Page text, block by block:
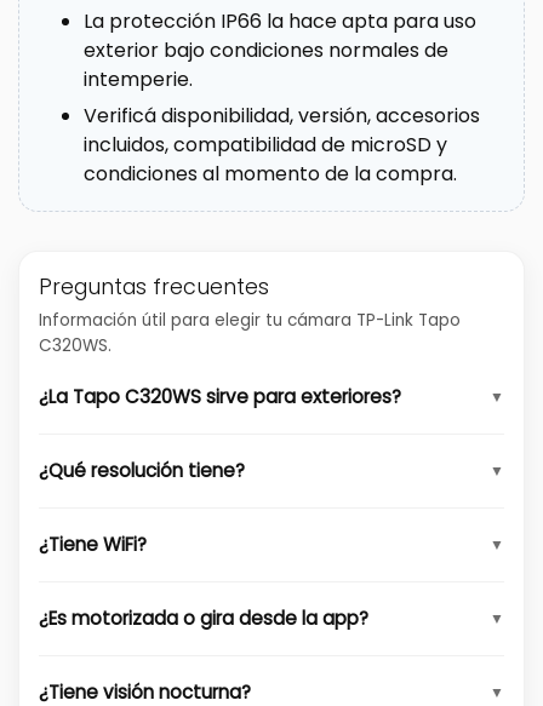
La protección IP66 la hace apta para uso
exterior bajo condiciones normales de
intemperie.
Verificá disponibilidad, versión, accesorios
incluidos, compatibilidad de microSD y
condiciones al momento de la compra.
Preguntas frecuentes
Información útil para elegir tu cámara TP-Link Tapo
C320WS.
¿La Tapo C320WS sirve para exteriores?
¿Qué resolución tiene?
¿Tiene WiFi?
¿Es motorizada o gira desde la app?
¿Tiene visión nocturna?